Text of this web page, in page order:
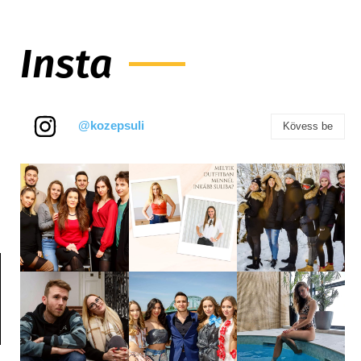
Insta
@kozepsuli Kövess be